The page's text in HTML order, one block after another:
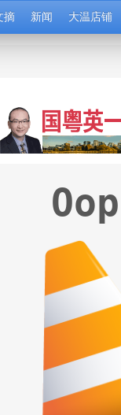
摘 新闻 大温店铺